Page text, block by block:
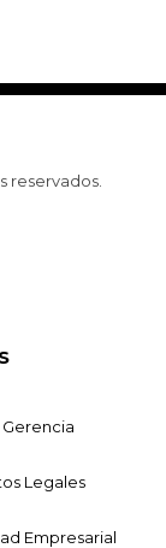
reservados.
Legales
Empresarial